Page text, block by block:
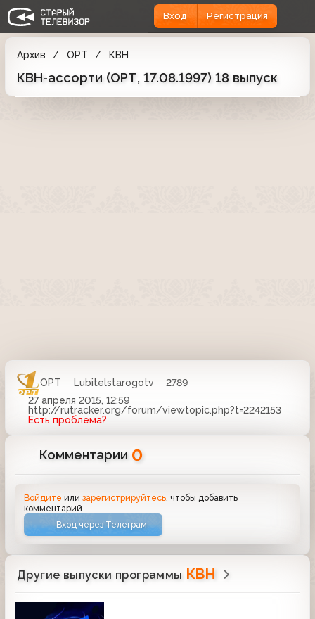
Вход Регистрация
Архив ОРТ КВН
КВН-ассорти (ОРТ, 17.08.1997) 18 выпуск
ОРТ Lubitelstarogotv
2789
27 апреля 2015, 12:59
http://rutracker.org/forum/viewtopic.php?t=2242153
Есть проблема?
Комментарии 0
Войдите илизарегистрируйтесь , чтобы добавить
комментарий
Вход через Телеграм
Другие выпуски программы КВН